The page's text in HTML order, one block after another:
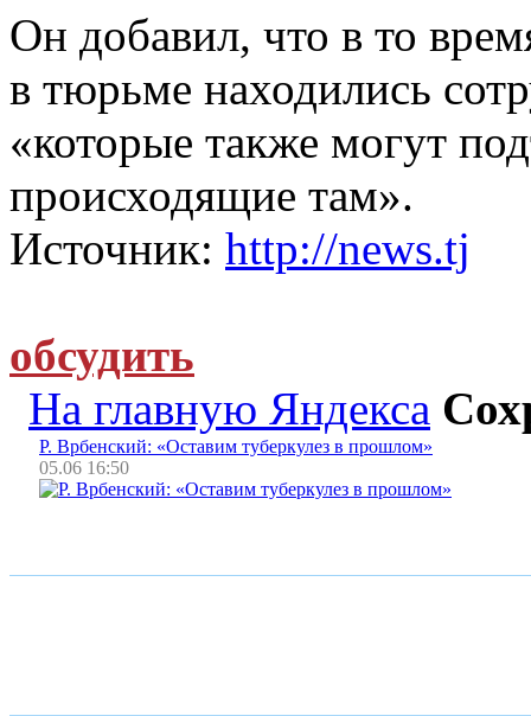
Он добавил, что в то
в тюрьме находились
«которые также могут
происходящие там».
Источник: http://news.tj
обсудить
На главную Яндекса
Р. Врбенский: «Оставим туберкулез в прошлом»
05.06 16:50